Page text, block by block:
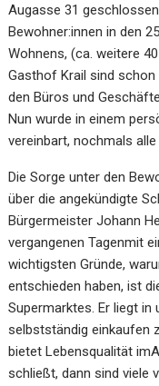
Augasse 31
Bewohner:innen in den
Wohnens, (ca. weitere
Gasthof Krail sind
den Büros und
Nun wurde in einem
vereinbart, nochmals
Die Sorge unter den
über die angekündigte
Bürgermeister Johann
vergangenen Tagenmit
wichtigsten Gründe,
entschieden haben, ist
Supermarktes. Er liegt
selbstständig einkaufen
bietet Lebensqualität
schließt, dann sind viele